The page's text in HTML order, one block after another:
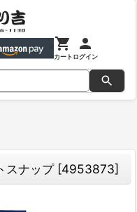
カートログイン
スナップ [4953873]